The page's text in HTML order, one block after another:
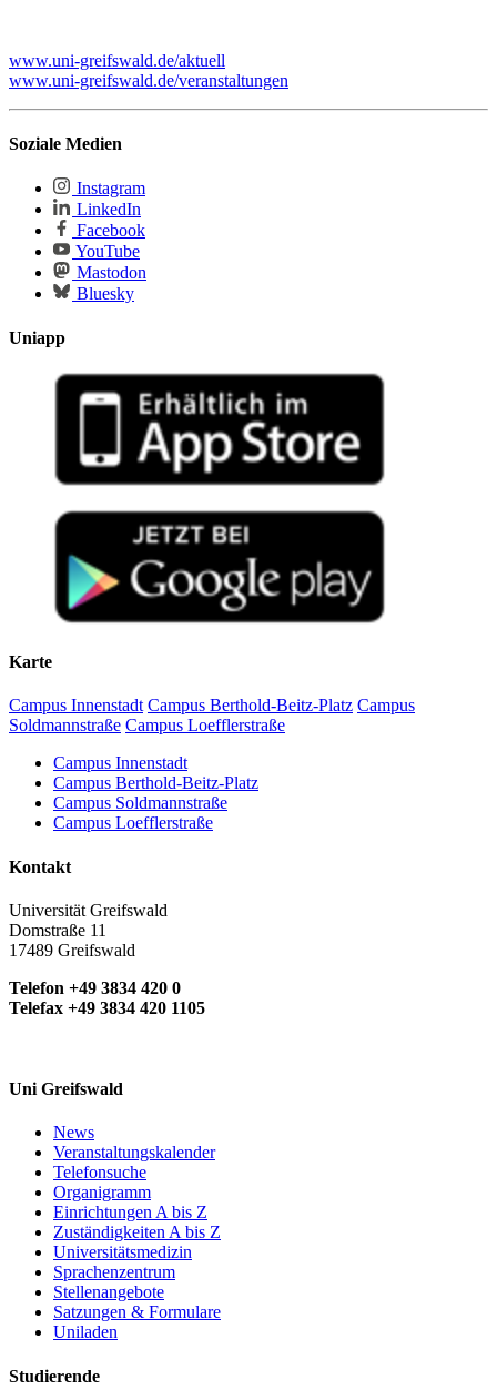
www.uni-greifswald.de/aktuell
www.uni-greifswald.de/veranstaltungen
Soziale Medien
Instagram
LinkedIn
Facebook
YouTube
Mastodon
Bluesky
Uniapp
Karte
Campus Innenstadt Campus Berthold-Beitz-Platz Campus
Soldmannstraße Campus Loefflerstraße
Campus Innenstadt
Campus Berthold-Beitz-Platz
Campus Soldmannstraße
Campus Loefflerstraße
Kontakt
Universität Greifswald
Domstraße 11
17489 Greifswald
Telefon +49 3834 420 0
Telefax +49 3834 420 1105
Uni Greifswald
News
Veranstaltungskalender
Telefonsuche
Organigramm
Einrichtungen A bis Z
Zuständigkeiten A bis Z
Universitätsmedizin
Sprachenzentrum
Stellenangebote
Satzungen & Formulare
Uniladen
Studierende